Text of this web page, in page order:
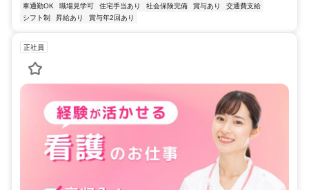
車通勤OK 職場見学可 住宅手当あり 社会保険完備 賞与あり
交通費支給
シフト制
昇給あり 賞与年2回あり
正社員